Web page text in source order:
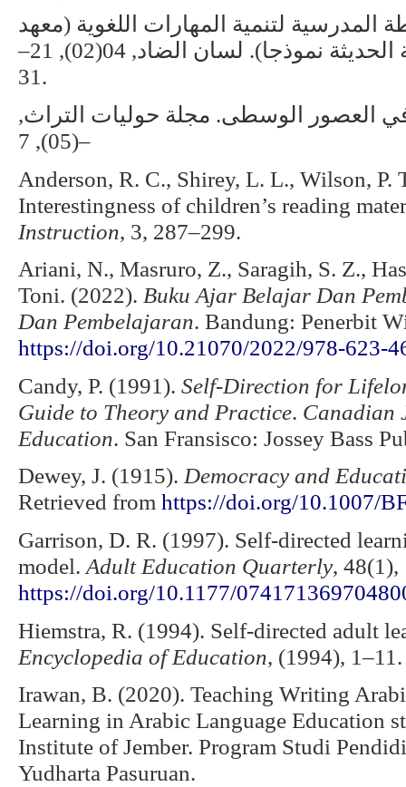
الأنشطة المدرسية لتنمية المهارات اللغوية (معهد
دار السلام كونتور للتربية الإسلامية الحديثة نموذجا). لسان الضاد, 04(02), 21–
31.
الترجمة في العصور الوسطى. مجلة حوليات التراث,
(05), 7–
Anderson, R. C., Shirey, L. L., Wilson,
Interestingness of children’s reading
Instruction, 3, 287–299.
Ariani, N., Masruro, Z., Saragih, S. Z.,
Toni. (2022). Buku Ajar Belajar Dan
Dan Pembelajaran. Bandung: Penerbit
https://doi.org/10.21070/2022/978-623-
Candy, P. (1991). Self-Direction for
Guide to Theory and Practice. Canadian
Education. San Fransisco: Jossey Bass
Dewey, J. (1915). Democracy and
Retrieved from https://doi.org/10.1007/
Garrison, D. R. (1997). Self-directed
model. Adult Education Quarterly, 48(1),
https://doi.org/10.1177/
Hiemstra, R. (1994). Self-directed adult
Encyclopedia of Education, (1994), 1–11.
Irawan, B. (2020). Teaching Writing
Learning in Arabic Language Education
Institute of Jember. Program Studi
Yudharta Pasuruan.